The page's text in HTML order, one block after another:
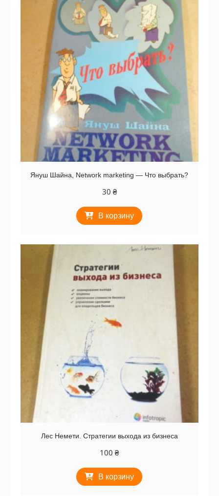
Януш Шайна, Network marketing — Что выбрать?
30 ₴
В корзину
Лес Немети. Стратегии выхода из бизнеса
100₴
В корзину